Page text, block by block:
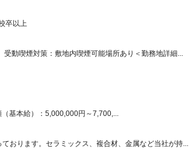
卒以上
動喫煙対策：敷地内喫煙可能場所あり＜勤務地詳細...
基本給）：5,000,000円～7,700,...
おります。セラミックス、複合材、金属など当社が持...